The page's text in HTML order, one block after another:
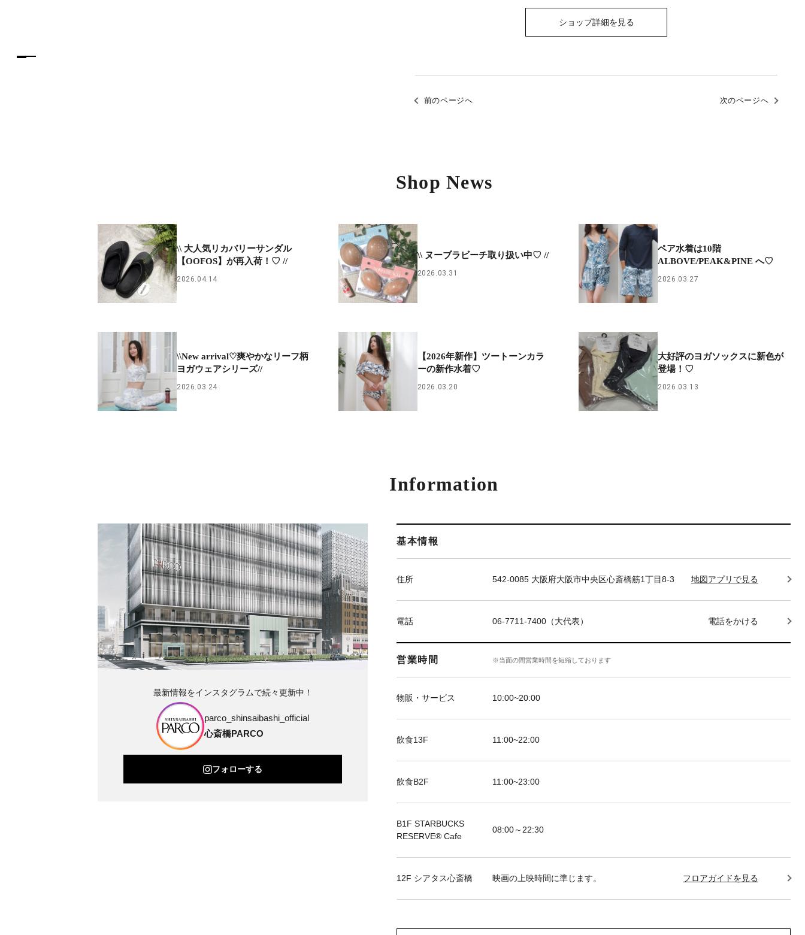
ショップ詳細を見る
前のページへ 次のページへ
Shop News
\\ 大人気リカバリーサンダル
【OOFOS】が再入荷！♡ //
2026.04.14
\\ ヌーブラビーチ取り扱い中♡ //
2026.03.31
ペア水着は10階
ALBOVE/PEAK&PINE へ♡
2026.03.27
\\New arrival♡爽やかなリーフ柄
ヨガウェアシリーズ//
2026.03.24
【2026年新作】ツートーンカラ
ーの新作水着♡
2026.03.20
大好評のヨガソックスに新色が
登場！♡
2026.03.13
Information
基本情報
住所 542-0085 大阪府大阪市中央区心斎橋筋1丁目8-3 地図アプリで見る
電話 06-7711-7400（大代表） 電話をかける
営業時間 ※当面の間営業時間を短縮しております
物販・サービス 10:00~20:00
飲食13F 11:00~22:00
飲食B2F 11:00~23:00
B1F STARBUCKS
RESERVE®︎ Cafe
08:00～22:30
12F シアタス心斎橋 映画の上映時間に準じます。 フロアガイドを見る
最新情報をインスタグラムで続々更新中！
parco_shinsaibashi_official
心斎橋PARCO
フォローする